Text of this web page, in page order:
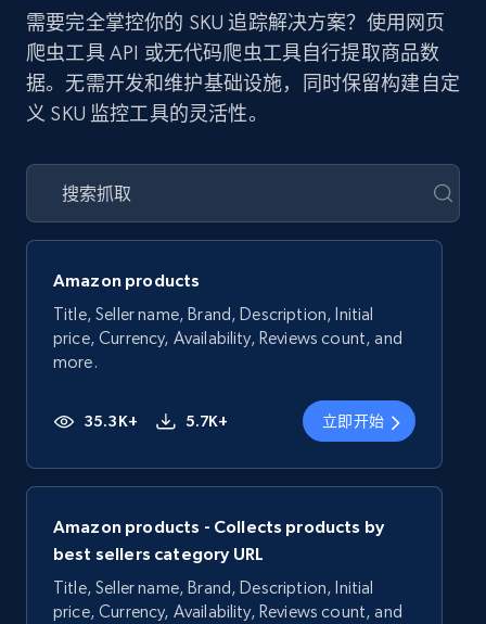
需要完全掌控你的 SKU 追踪解决方案？使用网页
爬虫工具 API 或无代码爬虫工具自行提取商品数
据。无需开发和维护基础设施，同时保留构建自定
义 SKU 监控工具的灵活性。
Amazon products
Title, Seller name, Brand, Description, Initial
price, Currency, Availability, Reviews count, and
more.
35.3K+ 5.7K+ 立即开始
Amazon products - Collects products by
best sellers category URL
Title, Seller name, Brand, Description, Initial
price, Currency, Availability, Reviews count, and